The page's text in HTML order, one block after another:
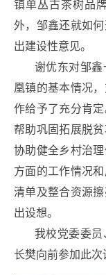
镇单丛古茶树品
外，邹鑫还就如
出建设性意见。
谢优东对邹
凰镇的基本情况
作给予了充分肯
帮助巩固拓展脱
协助健全乡村治
方面的工作情况
清单及整合资源
出设想。
我校党委委
长樊向前参加此次